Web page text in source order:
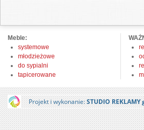
Meble:
systemowe
młodzieżowe
do sypialni
tapicerowane
Projekt i wykonanie:STUDIO